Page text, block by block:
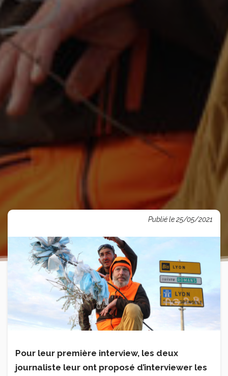
Publié le 25/05/2021
Pour leur première interview, les deux
journaliste leur ont proposé d’interviewer les